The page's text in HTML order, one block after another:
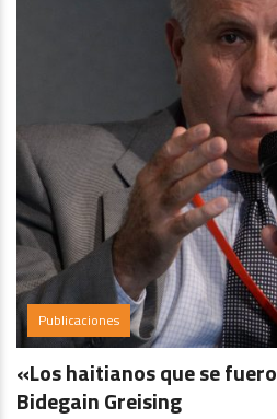
Publicaciones
«Los haitianos que se
Bidegain Greising